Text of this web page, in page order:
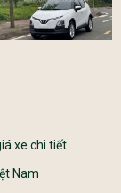
xe chi tiết
Nam